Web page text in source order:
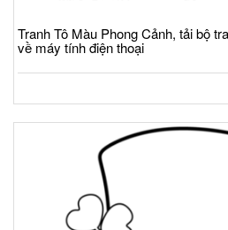
Tranh Tô Màu Phong Cảnh, tải bộ
về máy tính điện thoại